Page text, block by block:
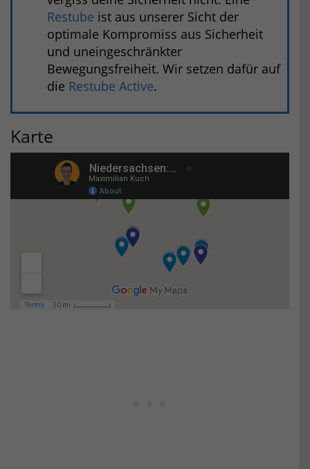
Restube ist aus unserer Sicht der
optimale Kompromiss aus Sicherheit
und uneingeschränkter
Bewegungsfreiheit. Wir setzen dafür auf
die Restube Active.
Karte